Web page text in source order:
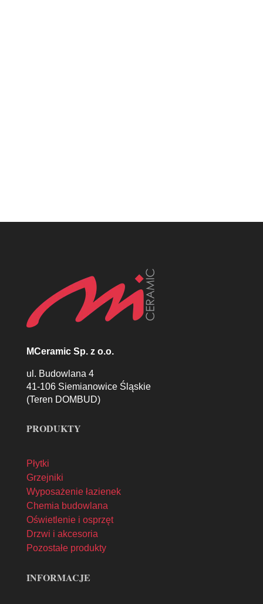
MCeramic Sp. z o.o.
ul. Budowlana 4
41-106 Siemianowice Śląskie
(Teren DOMBUD)
PRODUKTY
Płytki
Grzejniki
Wyposażenie łazienek
Chemia budowlana
Oświetlenie i osprzęt
Drzwi i akcesoria
Pozostałe produkty
INFORMACJE